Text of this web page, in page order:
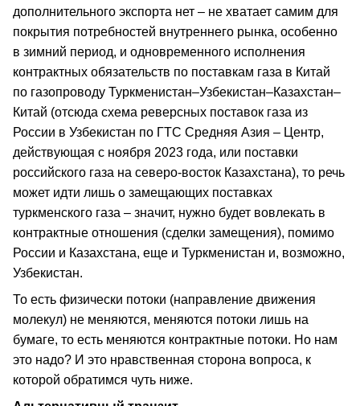
дополнительного экспорта нет – не хватает самим для
покрытия потребностей внутреннего рынка, особенно
в зимний период, и одновременного исполнения
контрактных обязательств по поставкам газа в Китай
по газопроводу Туркменистан–Узбекистан–Казахстан–
Китай (отсюда схема реверсных поставок газа из
России в Узбекистан по ГТС Средняя Азия – Центр,
действующая с ноября 2023 года, или поставки
российского газа на северо-восток Казахстана), то речь
может идти лишь о замещающих поставках
туркменского газа – значит, нужно будет вовлекать в
контрактные отношения (сделки замещения), помимо
России и Казахстана, еще и Туркменистан и, возможно,
Узбекистан.
То есть физически потоки (направление движения
молекул) не меняются, меняются потоки лишь на
бумаге, то есть меняются контрактные потоки. Но нам
это надо? И это нравственная сторона вопроса, к
которой обратимся чуть ниже.